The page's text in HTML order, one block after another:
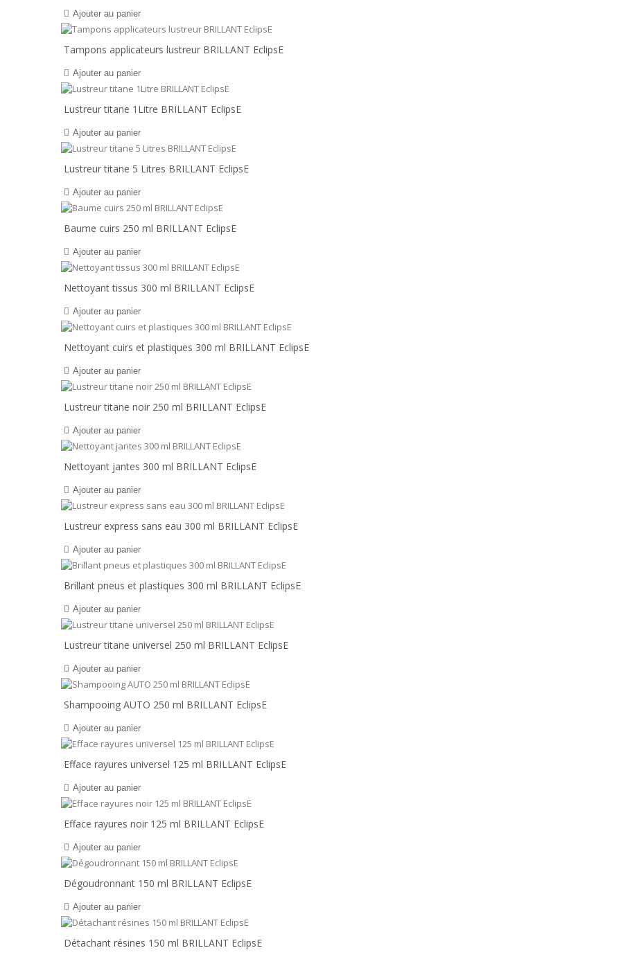
Ajouter au panier
Tampons applicateurs lustreur BRILLANT EclipsE
Ajouter au panier
Lustreur titane 1Litre BRILLANT EclipsE
Ajouter au panier
Lustreur titane 5 Litres BRILLANT EclipsE
Ajouter au panier
Baume cuirs 250 ml BRILLANT EclipsE
Ajouter au panier
Nettoyant tissus 300 ml BRILLANT EclipsE
Ajouter au panier
Nettoyant cuirs et plastiques 300 ml BRILLANT EclipsE
Ajouter au panier
Lustreur titane noir 250 ml BRILLANT EclipsE
Ajouter au panier
Nettoyant jantes 300 ml BRILLANT EclipsE
Ajouter au panier
Lustreur express sans eau 300 ml BRILLANT EclipsE
Ajouter au panier
Brillant pneus et plastiques 300 ml BRILLANT EclipsE
Ajouter au panier
Lustreur titane universel 250 ml BRILLANT EclipsE
Ajouter au panier
Shampooing AUTO 250 ml BRILLANT EclipsE
Ajouter au panier
Efface rayures universel 125 ml BRILLANT EclipsE
Ajouter au panier
Efface rayures noir 125 ml BRILLANT EclipsE
Ajouter au panier
Dégoudronnant 150 ml BRILLANT EclipsE
Ajouter au panier
Détachant résines 150 ml BRILLANT EclipsE